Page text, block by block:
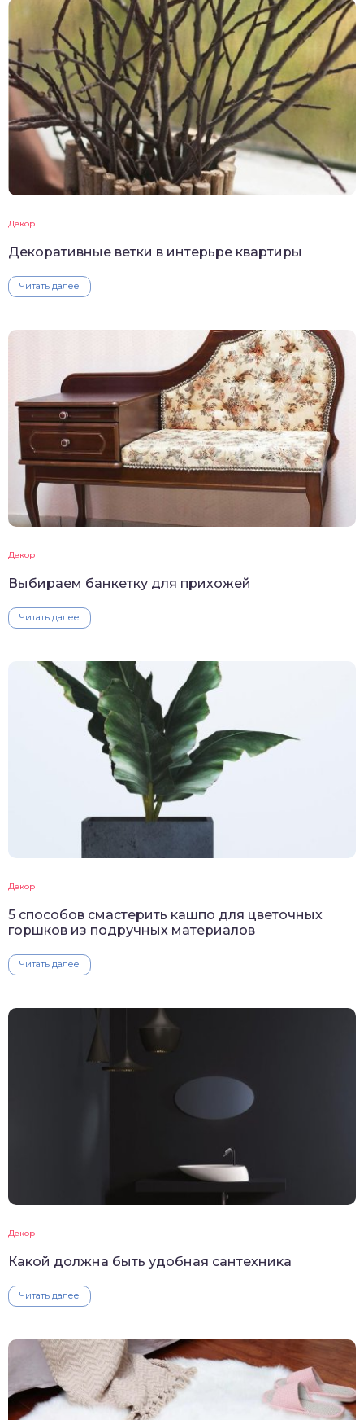
Декор
Декоративные ветки в интерьре квартиры
Читать далее
Декор
Выбираем банкетку для прихожей
Читать далее
Декор
5 способов смастерить кашпо для цветочных
горшков из подручных материалов
Читать далее
Декор
Какой должна быть удобная сантехника
Читать далее